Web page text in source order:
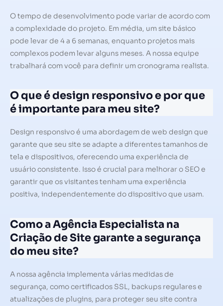
O tempo de desenvolvimento pode variar de acordo com
a complexidade do projeto. Em média, um site básico
pode levar de 4 a 6 semanas, enquanto projetos mais
complexos podem levar alguns meses. A nossa equipe
trabalhará com você para definir um cronograma realista.
O que é design responsivo e por que
é importante para meu site?
Design responsivo é uma abordagem de web design que
garante que seu site se adapte a diferentes tamanhos de
tela e dispositivos, oferecendo uma experiência de
usuário consistente. Isso é crucial para melhorar o SEO e
garantir que os visitantes tenham uma experiência
positiva, independentemente do dispositivo que usam.
Como a Agência Especialista na
Criação de Site garante a segurança
do meu site?
A nossa agência implementa várias medidas de
segurança, como certificados SSL, backups regulares e
atualizações de plugins, para proteger seu site contra